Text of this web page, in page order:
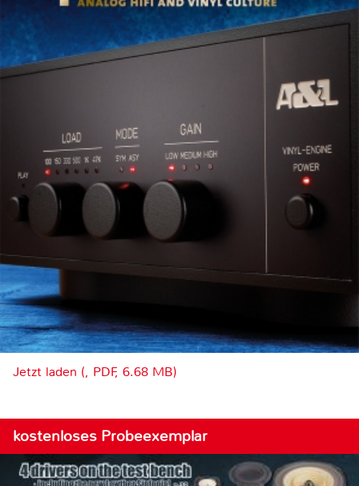
Jetzt laden (, PDF, 6.68 MB)
kostenloses Probeexemplar